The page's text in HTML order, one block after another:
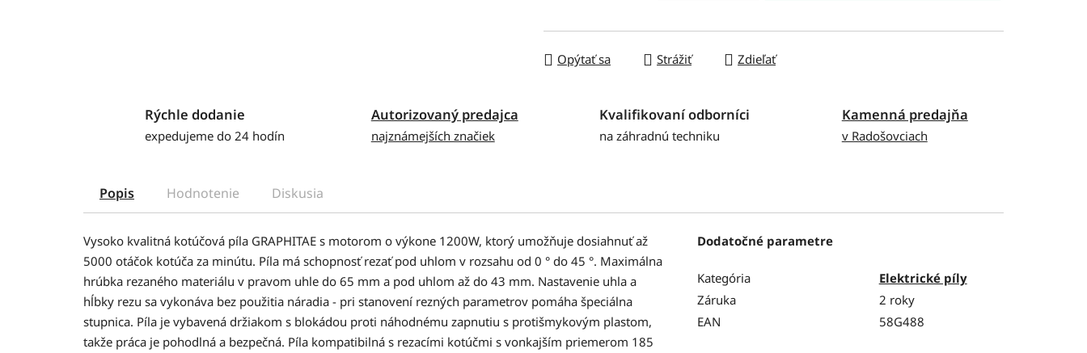
Opýtať sa Strážiť Zdieľať
Rýchle dodanie
expedujeme do 24 hodín
Autorizovaný predajca
najznámejších značiek
Kvalifikovaní odborníci
na záhradnú techniku
Kamenná predajňa
v Radošovciach
Popis Hodnotenie Diskusia
Vysoko kvalitná kotúčová píla GRAPHITAE s motorom o výkone 1200W, ktorý umožňuje dosiahnuť až
5000 otáčok kotúča za minútu. Píla má schopnosť rezať pod uhlom v rozsahu od 0 ° do 45 °. Maximálna
hrúbka rezaného materiálu v pravom uhle do 65 mm a pod uhlom až do 43 mm. Nastavenie uhla a
hĺbky rezu sa vykonáva bez použitia náradia - pri stanovení rezných parametrov pomáha špeciálna
stupnica. Píla je vybavená držiakom s blokádou proti náhodnému zapnutiu s protišmykovým plastom,
takže práca je pohodlná a bezpečná. Píla kompatibilná s rezacími kotúčmi s vonkajším priemerom 185
Dodatočné parametre
Kategória
Elektrické píly
Záruka
2 roky
EAN
58G488